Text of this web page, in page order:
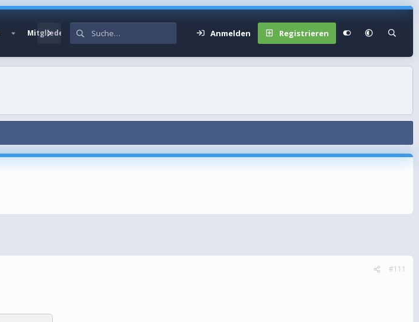
Mitglieder Anmelden Registrieren
#111